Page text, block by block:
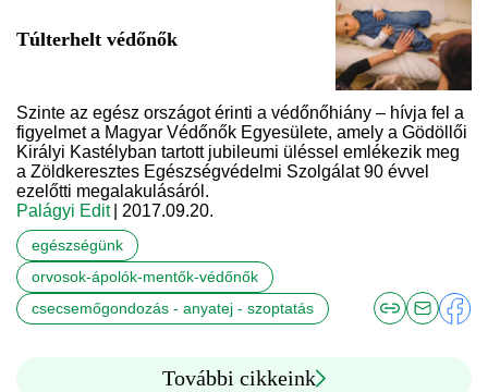
Túlterhelt védőnők
Szinte az egész országot érinti a védőnőhiány – hívja fel a
figyelmet a Magyar Védőnők Egyesülete, amely a Gödöllői
Királyi Kastélyban tartott jubileumi üléssel emlékezik meg
a Zöldkeresztes Egészségvédelmi Szolgálat 90 évvel
ezelőtti megalakulásáról.
Palágyi Edit
| 2017.09.20.
egészségünk
orvosok-ápolók-mentők-védőnők
csecsemőgondozás - anyatej - szoptatás
További cikkeink